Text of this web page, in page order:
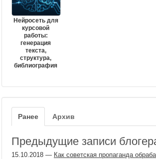
Нейросеть для
курсовой
работы:
генерация
текста,
структура,
библиография
Ранее Архив
Предыдущие записи
15.10.2018 — Как советская пропаганда